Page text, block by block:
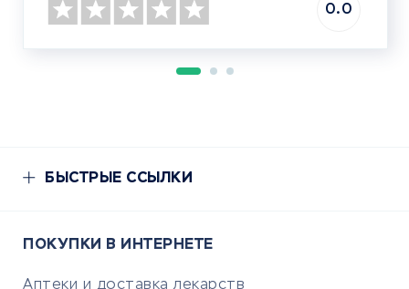
0.0
БЫСТРЫЕ ССЫЛКИ
ПОКУПКИ В ИНТЕРНЕТЕ
Аптеки и доставка лекарств